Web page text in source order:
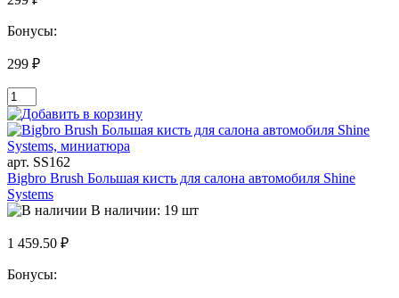
Бонусы:
299 ₽
арт. SS162
Bigbro Brush Большая кисть для салона автомобиля Shine
Systems
В наличии: 19 шт
1 459.50 ₽
Бонусы: